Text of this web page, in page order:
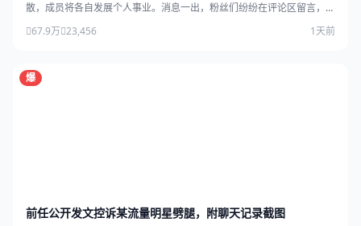
散，成员将各自发展个人事业。消息一出，粉丝们纷纷在评论区留言，场
67.9万 23,456 1天前
爆
前任公开发文控诉某流量明星劈腿，附聊天记录截图